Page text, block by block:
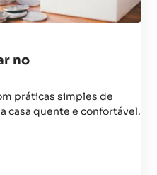
no
práticas simples de
casa quente e confortável.